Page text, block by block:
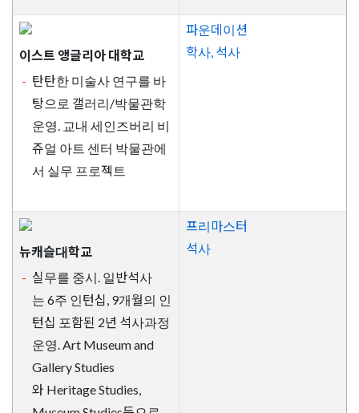
이스트 앵글리아 대학교
탄탄한 미술사 연구를 바
탕으로 갤러리/박물관학
운영. 교내 세인즈버리 비
쥬얼 아트 센터 박물관에
서 실무 프로젝트
파운데이션
학사, 석사
뉴캐슬대학교
실무를 중시. 일반석사
는 6주 인턴십, 9개월의 인
턴십 포함된 2년 석사과정
운영. Art Museum and
Gallery Studies
와 Heritage Studies,
프리마스터
석사